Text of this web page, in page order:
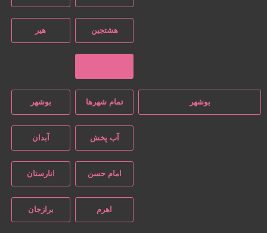
هشتجین
بوشهر تمام شهر‌ها بوشهر
آب پخش آبدان
امام حسن انارستان
برازجان